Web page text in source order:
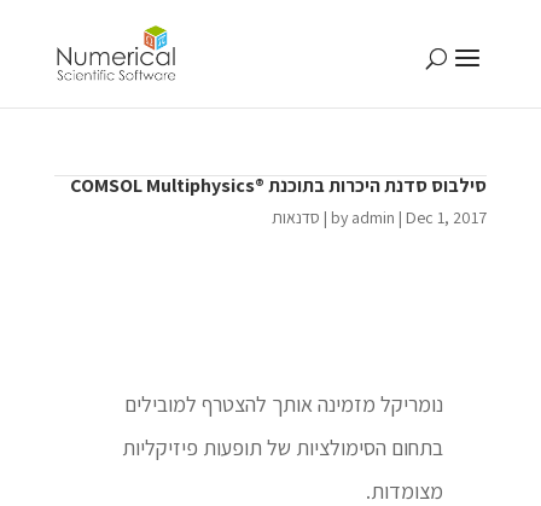
סילבוס סדנת היכרות בתוכנת ®COMSOL Multiphysics
by admin | Dec 1, 2017
| סדנאות
נומריקל מזמינה אותך להצטרף למובילים
בתחום הסימולציות של תופעות פיזיקליות
מצומדות.